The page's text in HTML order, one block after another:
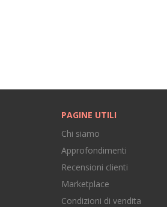
PAGINE UTILI
Chi siamo
Approfondimenti
Recensioni clienti
Marketplace
Condizioni di vendita